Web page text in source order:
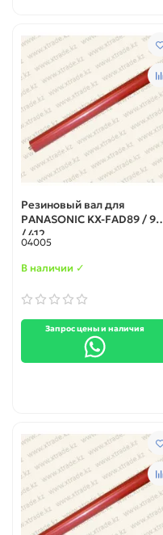
Резиновый вал для
PANASONIC KX-FAD89 / 93
/ 412
04005
В наличии ✓
Запрос цены и наличия